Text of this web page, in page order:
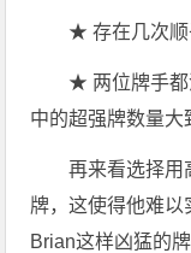
★ 存在几次顺
★ 两位牌手都
中的超强牌数量大
再来看选择用
牌，这使得他难以
Brian这样凶猛的牌